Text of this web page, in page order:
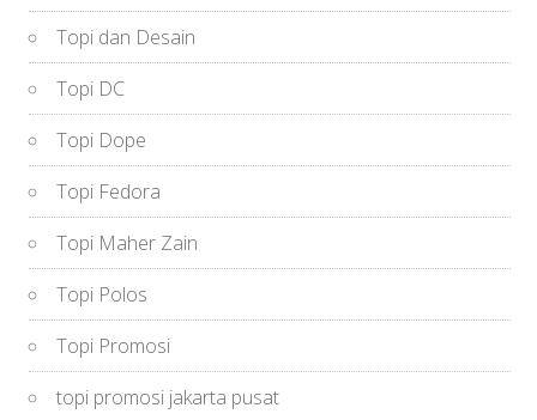
Topi dan Desain
Topi DC
Topi Dope
Topi Fedora
Topi Maher Zain
Topi Polos
Topi Promosi
topi promosi jakarta pusat